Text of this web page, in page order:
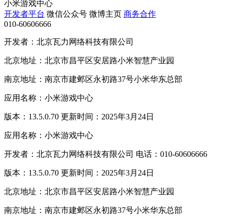
小米游戏中心
开发者平台 微信公众号 微博主页 商务合作
010-60606666
开发者：北京瓦力网络科技有限公司
北京地址：北京市昌平区安居路小米智慧产业园
南京地址：南京市建邺区永初路37号小米华东总部
应用名称：小米游戏中心
版本：13.5.0.70 更新时间：2025年3月24日
应用名称：小米游戏中心
开发者：北京瓦力网络科技有限公司 电话：010-60606666
版本：13.5.0.70 更新时间：2025年3月24日
北京地址：北京市昌平区安居路小米智慧产业园
南京地址：南京市建邺区永初路37号小米华东总部